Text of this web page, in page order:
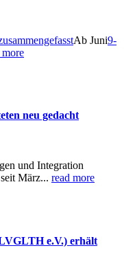
Ab Juni9-
more
neu gedacht
und Integration
März... read more
e.V.) erhält